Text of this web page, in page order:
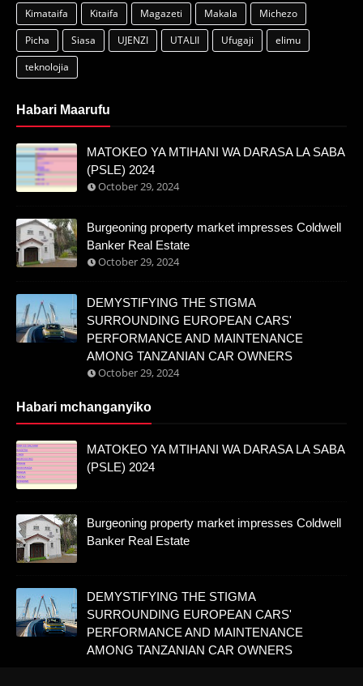
Kimataifa
Kitaifa Magazeti Makala
Michezo
Picha
Siasa UJENZI UTALII Ufugaji
elimu
teknolojia
Habari Maarufu
MATOKEO YA MTIHANI WA DARASA LA SABA
(PSLE) 2024
October 29, 2024
Burgeoning property market impresses Coldwell
Banker Real Estate
October 29, 2024
DEMYSTIFYING THE STIGMA
SURROUNDING EUROPEAN CARS'
PERFORMANCE AND MAINTENANCE
AMONG TANZANIAN CAR OWNERS
October 29, 2024
Habari mchanganyiko
MATOKEO YA MTIHANI WA DARASA LA SABA
(PSLE) 2024
Burgeoning property market impresses Coldwell
Banker Real Estate
DEMYSTIFYING THE STIGMA
SURROUNDING EUROPEAN CARS'
PERFORMANCE AND MAINTENANCE
AMONG TANZANIAN CAR OWNERS